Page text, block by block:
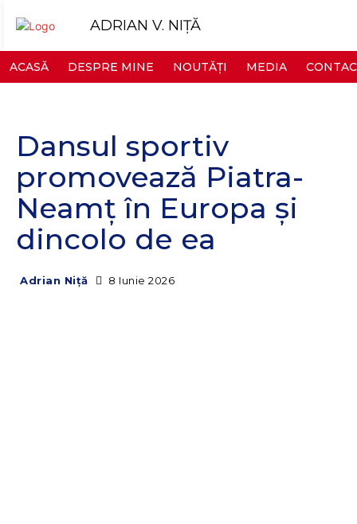
ADRIAN V. NIȚĂ
ACASĂ DESPRE MINE NOUTĂȚI MEDIA
Dansul sportiv
promovează Piatra-
Neamț în Europa și
dincolo de ea
Adrian Niță 8 Iunie 2026